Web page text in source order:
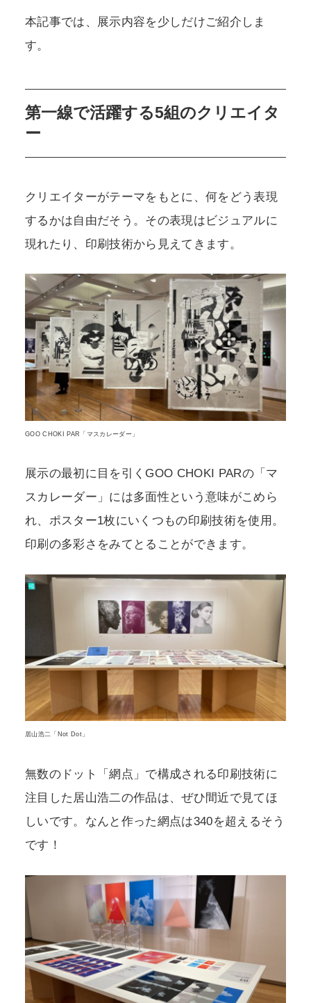
本記事では、展示内容を少しだけご紹介しま
す。
第一線で活躍する5組のクリエイタ
ー
クリエイターがテーマをもとに、何をどう表現
するかは自由だそう。その表現はビジュアルに
現れたり、印刷技術から見えてきます。
GOO CHOKI PAR「マスカレーダー」
展示の最初に目を引くGOO CHOKI PARの「マ
スカレーダー」には多面性という意味がこめら
れ、ポスター1枚にいくつもの印刷技術を使用。
印刷の多彩さをみてとることができます。
居山浩二「Not Dot」
無数のドット「網点」で構成される印刷技術に
注目した居山浩二の作品は、ぜひ間近で見てほ
しいです。なんと作った網点は340を超えるそう
です！